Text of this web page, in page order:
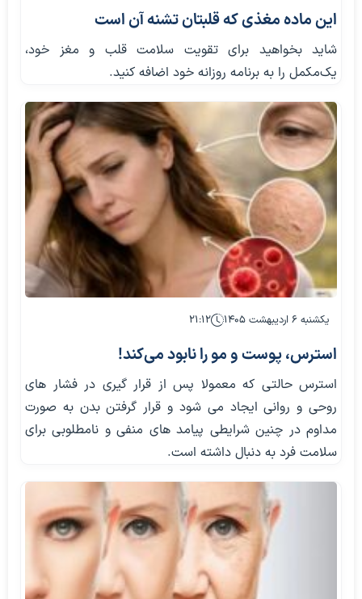
این ماده مغذی که قلبتان تشنه آن است
شاید بخواهید برای تقویت سلامت قلب و مغز خود،
یک‌مکمل را به برنامه روزانه خود اضافه کنید.
یکشنبه ۶ اردیبهشت ۱۴۰۵ ۲۱:۱۲
استرس، پوست و مو را نابود می‌کند!
استرس حالتی که معمولا پس از قرار گیری در فشار های
روحی و روانی ایجاد می شود و قرار گرفتن بدن به صورت
مداوم در چنین شرایطی پیامد های منفی و نامطلوبی برای
سلامت فرد به دنبال داشته است.